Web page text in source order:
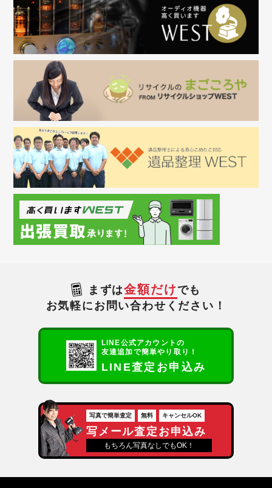
まずは金額だけ でも
お気軽にお問い合わせください！
LINE公式アカウントの
友達追加で簡単やり取り！
LINE査定お申込み
写真で簡単査定 無料 キャンセルOK
写メール査定お申込み
もちろん写真なしでもOK！